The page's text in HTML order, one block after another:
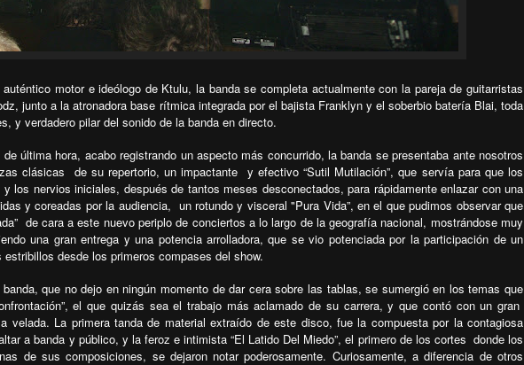
motor e ideólogo de Ktulu, la banda se completa actualmente con la pareja de guitarristas
junto a la atronadora base rítmica integrada por el bajista Franklyn y el soberbio batería Blai, toda
y verdadero pilar del sonido de la banda en directo.
última hora, acabo registrando un aspecto más concurrido, la banda se presentaba ante nosotros
clásicas
de su repertorio, un impactante y efectivo “Sutil Mutilación”, que servía para que los
los nervios iniciales, después de tantos meses desconectados, para rápidamente enlazar con una
y coreadas por la audiencia, un rotundo y visceral "Pura Vida”, en el que pudimos observar que
de cara a este nuevo periplo de conciertos a lo largo de la geografía nacional, mostrándose muy
una gran entrega y una potencia arrolladora, que se vio potenciada por la participación de un
desde los primeros compases del show.
que no dejo en ningún momento de dar cera sobre las tablas, se sumergió en los temas que
el que quizás sea el trabajo más aclamado de su carrera, y que contó con un gran
velada. La primera tanda de material extraído de este disco, fue la compuesta por la contagiosa
a banda y público, y la feroz e intimista “El Latido Del Miedo”, el primero de los cortes donde los
de sus composiciones, se dejaron notar poderosamente. Curiosamente, a diferencia de otros